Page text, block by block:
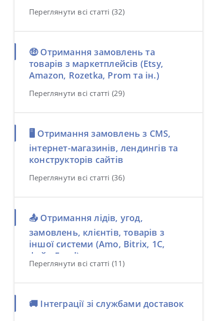
Переглянути всі статті (32)
🤑 Отримання замовлень та
товарів з маркетплейсів (Etsy,
Amazon, Rozetka, Prom та ін.)
Переглянути всі статті (29)
🖥️ Отримання замовлень з CMS,
інтернет-магазинів, лендингів та
конструкторів сайтів
Переглянути всі статті (36)
📤 Отримання лідів, угод,
замовлень, клієнтів, товарів з
іншої системи (Amo, Bitrix, 1C,
файл Excel)
Переглянути всі статті (11)
🚚 Інтеграції зі службами доставок